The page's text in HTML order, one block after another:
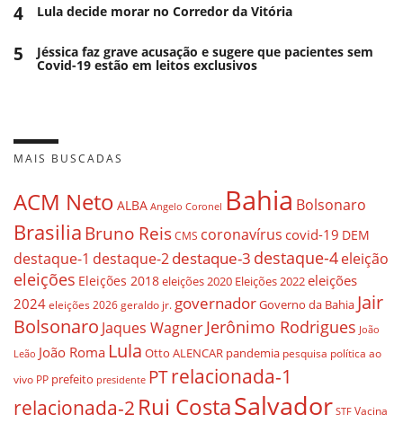
4 Lula decide morar no Corredor da Vitória
5 Jéssica faz grave acusação e sugere que pacientes sem
Covid-19 estão em leitos exclusivos
MAIS BUSCADAS
ACM Neto ALBA Angelo Coronel Bahia Bolsonaro
BrasiliaBruno ReisCMS coronavírus covid-19 DEM
destaque-1 destaque-2destaque-3 destaque-4eleição
eleições Eleições 2018eleições 2020 Eleições 2022eleições
2024 eleições 2026 geraldo jr. governadorGoverno da Bahia Jair
Bolsonaro Jaques WagnerJerônimo Rodrigues João
Leão João Roma Lula Otto ALENCAR pandemia pesquisa política ao
vivo PP prefeito presidente PTrelacionada-1
relacionada-2 Rui CostaSalvador STF Vacina